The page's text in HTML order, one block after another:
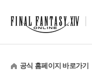
공식 홈페이지 바로가기